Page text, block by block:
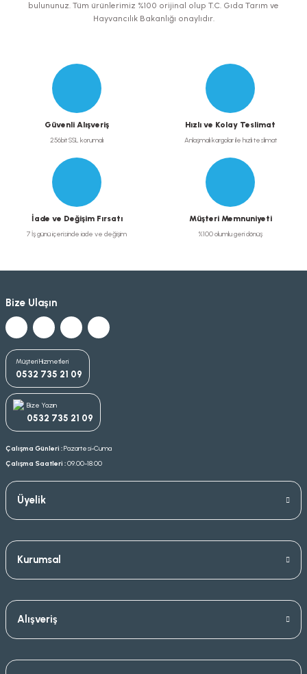
bulununuz. Tüm ürünlerimiz %100 orijinal olup T.C. Gıda Tarım ve
Hayvancılık Bakanlığı onaylıdır.
Güvenli Alışveriş
256bit SSL korumalı
Hızlı ve Kolay Teslimat
Anlaşmalı kargolar ile hızlı teslimat
İade ve Değişim Fırsatı
7 İş günü içerisinde iade ve değişim
Müşteri Memnuniyeti
%100 olumlu geri dönüş
Bize Ulaşın
Müşteri Hizmetleri
0532 735 21 09
Bize Yazın
0532 735 21 09
Çalışma Günleri :Pazartesi-Cuma
Çalışma Saatleri :09.00-18.00
Üyelik
Kurumsal
Alışveriş